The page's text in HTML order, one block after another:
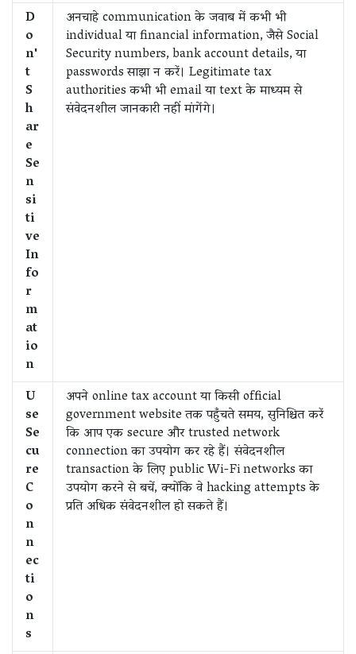
D
o
n'
t
S
h
ar
e
Se
n
si
ti
ve
In
fo
r
m
at
io
n
अनचाहे communication के जवाब में कभी भी
individual या financial information, जैसे Social
Security numbers, bank account details, या
passwords साझा न करें। Legitimate tax
authorities कभी भी email या text के माध्यम से
संवेदनशील जानकारी नहीं मांगेंगे।
U
se
Se
cu
re
C
o
n
n
ec
ti
o
n
s
अपने online tax account या किसी official
government website तक पहुँचते समय, सुनिश्चित करें
कि आप एक secure और trusted network
connection का उपयोग कर रहे हैं। संवेदनशील
transaction के लिए public Wi-Fi networks का
उपयोग करने से बचें, क्योंकि वे hacking attempts के
प्रति अधिक संवेदनशील हो सकते हैं।